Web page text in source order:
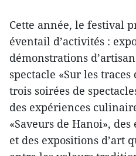
Cette année, le festival
éventail d’activités :
démonstrations
spectacle «Sur les
trois soirées de
des expériences
«Saveurs de Hanoi»,
et des expositions d’art